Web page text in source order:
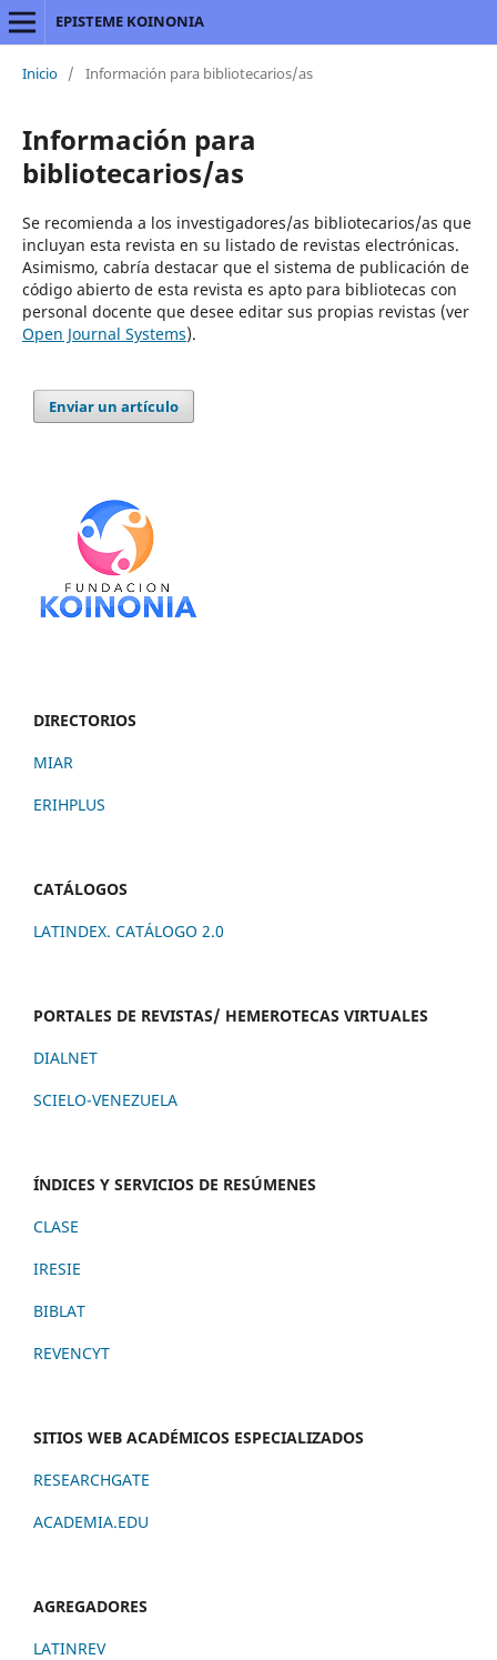
EPISTEME KOINONIA
Inicio / Información para bibliotecarios/as
Información para
bibliotecarios/as
Se recomienda a los investigadores/as bibliotecarios/as que
incluyan esta revista en su listado de revistas electrónicas.
Asimismo, cabría destacar que el sistema de publicación de
código abierto de esta revista es apto para bibliotecas con
personal docente que desee editar sus propias revistas (ver
Open Journal Systems).
Enviar un artículo
DIRECTORIOS
MIAR
ERIHPLUS
CATÁLOGOS
LATINDEX. CATÁLOGO 2.0
PORTALES DE REVISTAS/ HEMEROTECAS VIRTUALES
DIALNET
SCIELO-VENEZUELA
ÍNDICES Y SERVICIOS DE RESÚMENES
CLASE
IRESIE
BIBLAT
REVENCYT
SITIOS WEB ACADÉMICOS ESPECIALIZADOS
RESEARCHGATE
ACADEMIA.EDU
AGREGADORES
LATINREV